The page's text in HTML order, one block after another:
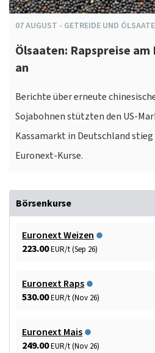
07AUGUST - GETREIDE UND
Ölsaaten: Rapspreise
an
Berichte über erneute
Sojabohnen stützten den US-
Kassamarkt in Deutschland
Euronext-Kurse.
Börsenkurse
Euronext Weizen
223.00EUR/t (Sep 26)
Euronext Raps
530.00EUR/t (Nov 26)
Euronext Mais
249.00EUR/t (Nov 26)